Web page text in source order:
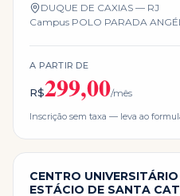
DUQUE DE CAXIAS — RJ
Campus POLO PARADA
A PARTIR DE
R$299,00/mês
Inscrição sem taxa — leva ao
CENTRO UNIVERSITÁRIO
ESTÁCIO DE SANTA